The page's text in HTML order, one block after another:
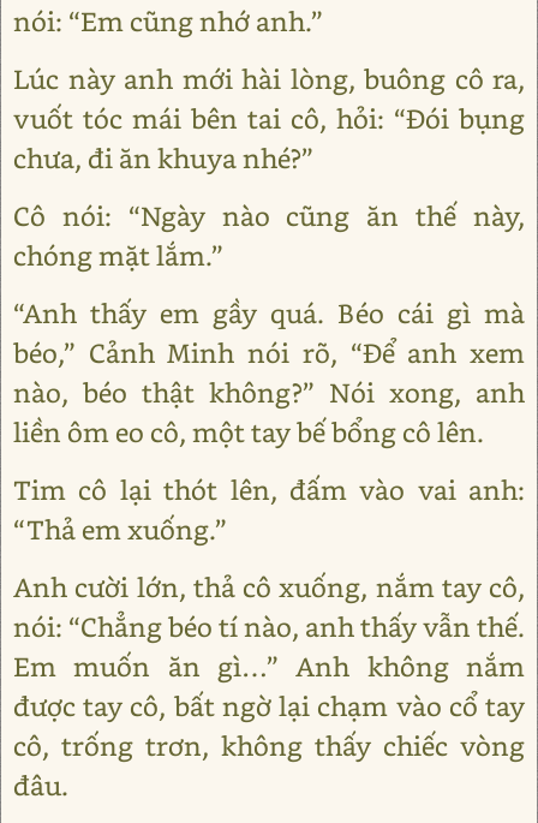
nói: “Em cũng nhớ anh.”
Lúc này anh mới hài lòng, buông cô ra,
vuốt tóc mái bên tai cô, hỏi: “Đói bụng
chưa, đi ăn khuya nhé?”
Cô nói: “Ngày nào cũng ăn thế này,
chóng mặt lắm.”
“Anh thấy em gầy quá. Béo cái gì mà
béo,” Cảnh Minh nói rõ, “Để anh xem
nào, béo thật không?” Nói xong, anh
liền ôm eo cô, một tay bế bổng cô lên.
Tim cô lại thót lên, đấm vào vai anh:
“Thả em xuống.”
Anh cười lớn, thả cô xuống, nắm tay cô,
nói: “Chẳng béo tí nào, anh thấy vẫn thế.
Em muốn ăn gì…” Anh không nắm
được tay cô, bất ngờ lại chạm vào cổ tay
cô, trống trơn, không thấy chiếc vòng
đâu.